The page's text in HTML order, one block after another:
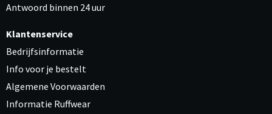
Antwoord binnen 24 uur
Klantenservice
Bedrijfsinformatie
Info voor je bestelt
Algemene Voorwaarden
Informatie Ruffwear